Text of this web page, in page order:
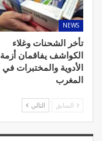
NEWS
تأخر الشحنات وغلاء
الكواشف يفاقمان أزمة
الأدوية والمختبرات في
المغرب
السابق التالي